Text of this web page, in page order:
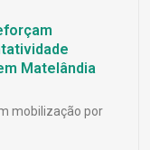
Matelândia
mobilização por